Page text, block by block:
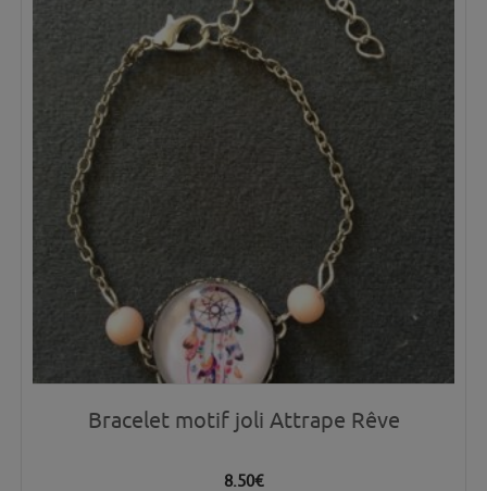
Bracelet motif joli Attrape Rêve
8.50€